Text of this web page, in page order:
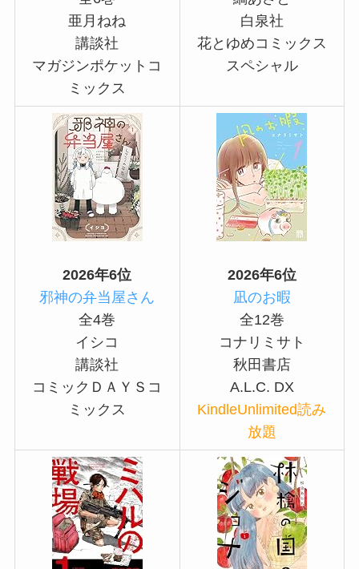
亜月ねね
講談社
マガジンポケットコ
ミックス
白泉社
花とゆめコミックス
スペシャル
2026年6位
邪神の弁当屋さん
全4巻
イシコ
講談社
コミックＤＡＹＳコ
ミックス
2026年6位
凪のお暇
全12巻
コナリミサト
秋田書店
A.L.C. DX
KindleUnlimited読み
放題